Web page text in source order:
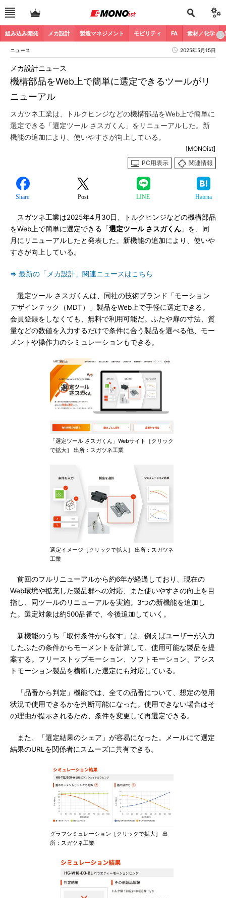
組み込み開発 メカ設計 製造マネジメント モビリティ FA 素材／化学
ニュース 2025年5月15日
機構部品をWeb上で簡単に選定できるツールがリ
ニューアル
メカ設計ニュース
スガツネ工業は、トルクヒンジなどの機構部品をWeb上で簡単に
選定できる「選定ツール さスガくん」をリニューアルした。新
機能の追加により、使いやすさが向上している。
[MONOist]
PC用表示
関連情報
Share Post LINE Hatena
スガツネ工業は2025年4月30日、トルクヒンジなどの機構部品
をWeb上で簡単に選定できる「選定ツール さスガくん 」を、同
月にリニューアルしたと発表した。新機能の追加により、使いや
すさが向上している。
⇒ 最新の「メカ設計」関連ニュースはこちら
選定ツール さスガくんは、同社の技術ブランド「モーション
デザインテック（MDT）」製品をWeb上で手軽に選定できる。
会員登録をしなくても、無料で利用可能だ。ふたや扉の寸法、質
量などの数値を入力するだけで条件に合う製品を選べる他、モー
メントや操作力のシミュレーションもできる。
「選定ツール さスガくん」Webサイト［クリック
で拡大］ 出所：スガツネ工業
選定イメージ［クリックで拡大］ 出所：スガツネ
工業
前回のフルリニューアルから約6年が経過しており、現在の
Web環境や拡充した製品群への対応、また使いやすさの向上を目
指し、同ツールのリニューアルを実施。3つの新機能を追加し
た。選定対象は約500品番で、今後追加していく。
新機能のうち「取付条件から探す」は、例えばユーザーが入力
したふたの条件からモーメントを計算して、使用可能な製品を提
案する。フリーストップモーション、ソフトモーション、アシス
トモーション製品を横断した選定にも対応している。
「品番から判定」機能では、全ての品番について、想定の使用
状況で使用できるかを判断可能になった。使用できない場合はそ
の理由が提示されるため、条件を変更して再選定できる。
また、「選定結果のシェア」が容易になった。メールにて選定
結果のURLを関係者にスムーズに共有できる。
グラフシミュレーション［クリックで拡大］ 出
所：スガツネ工業